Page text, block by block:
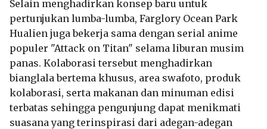
Selain menghadirkan konsep baru untuk
pertunjukan lumba-lumba, Farglory Ocean Park
Hualien juga bekerja sama dengan serial anime
populer "Attack on Titan" selama liburan musim
panas. Kolaborasi tersebut menghadirkan
bianglala bertema khusus, area swafoto, produk
kolaborasi, serta makanan dan minuman edisi
terbatas sehingga pengunjung dapat menikmati
suasana yang terinspirasi dari adegan-adegan